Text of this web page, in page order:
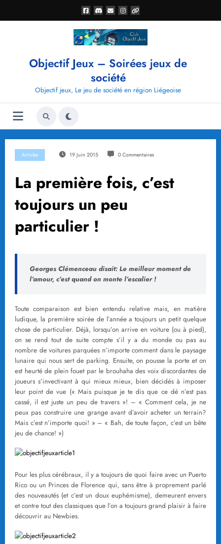
contenu
Objectif Jeux – Soirées jeux de
société
Objectif jeux, Le jeu de société en région Liégeoise
Articles 19 Juin 2015 0 Commentaires
La première fois, c’est
toujours un peu
particulier !
Georges Clémenceau disait: Le meilleur moment de
l’amour, c’est quand on monte l’escalier !
Toute comparaison est bien entendu relative mais, en matière
ludique, la première soirée de l’année a toujours un petit quelque
chose de particulier. Déjà, lorsqu’on arrive en voiture (ou à pied),
on se rend tout de suite compte s’il y a du monde ou pas au
nombre de voitures parquées n’importe comment dans le paysage
lunaire qui nous sert de parking. Ensuite, on pousse la porte et on
est heurté de plein fouet par le brouhaha des voix discordantes de
joueurs s’invectivant à qui mieux mieux, bien décidés à imposer
leur point de vue (« Mais puisque je te dis que ce dé n’est pas
cassé, il est juste un peu de travers »! – « Comment cela, je ne
peux pas construire une grange avant d’avoir acheter un terrain?
Mais c’est n’importe quoi! » – « Bah, de toute façon, c’est un bête
jeu de chance! »)
Pour les plus cérébraux, il y a toujours de quoi faire avec un Puerto
Rico ou un Princes de Florence qui, sans être à proprement parlé
des nouveautés (et c’est un doux euphémisme), demeurent envers
et contre tout des classiques que l’on a toujours grand plaisir à faire
découvrir au Newbies.